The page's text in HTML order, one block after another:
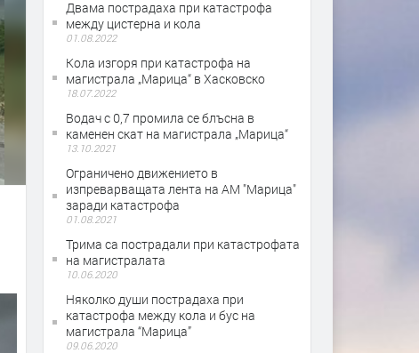
Двама пострадаха при катастрофа
между цистерна и кола
01.08.2022
Кола изгоря при катастрофа на
магистрала „Марица“ в Хасковско
18.07.2022
Водач с 0,7 промила се блъсна в
каменен скат на магистрала „Марица“
13.10.2021
Ограничено движението в
изпреварващата лента на АМ "Марица"
заради катастрофа
01.08.2021
Трима са пострадали при катастрофата
на магистралата
10.06.2020
Няколко души пострадаха при
катастрофа между кола и бус на
магистрала “Марица”
09.06.2020